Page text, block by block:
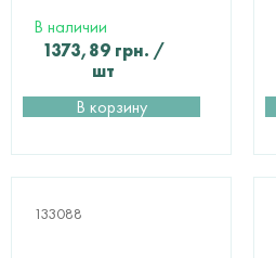
В наличии
1373,89 грн. /
шт
В корзину
133088